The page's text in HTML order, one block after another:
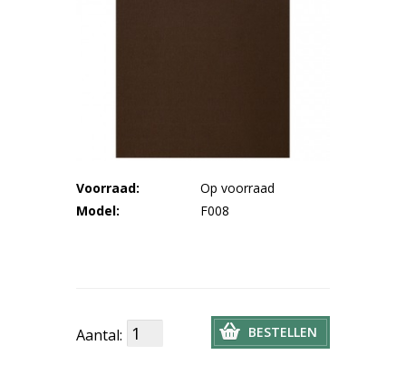
Voorraad:
Op voorraad
Model:
F008
Aantal: BESTELLEN